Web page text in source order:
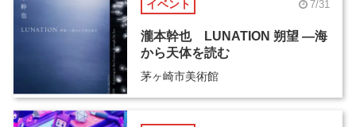
イベント 7/31
瀧本幹也 LUNATION 朔望 ―海
から天体を読む
茅ヶ崎市美術館